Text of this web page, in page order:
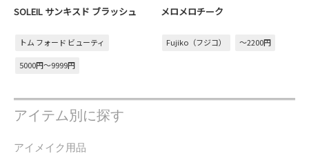
SOLEIL サンキスド ブラッシュ
トム フォード ビューティ
5000円～9999円
メロメロチーク
Fujiko（フジコ） ～2200円
アイテム別に探す
アイメイク用品